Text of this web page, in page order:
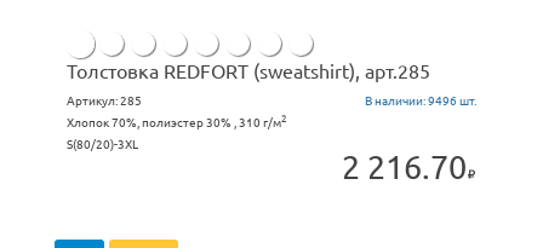
Толстовка REDFORT (sweatshirt), арт.285
Артикул:285 В наличии:9496 шт.
Хлопок 70%, полиэстер 30% , 310 г/м2
S(80/20)-3XL
2 216.70